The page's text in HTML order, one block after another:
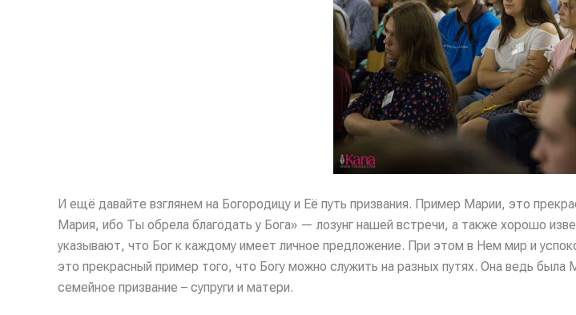
И ещё давайте взглянем на Богородицу и Её путь призвания. Пример Марии, это
Мария, ибо Ты обрела благодать у Бога» — лозунг нашей встречи, а также хорошо
указывают, что Бог к каждому имеет личное предложение. При этом в Нем мир и
это прекрасный пример того, что Богу можно служить на разных путях. Она ведь
семейное призвание – супруги и матери.